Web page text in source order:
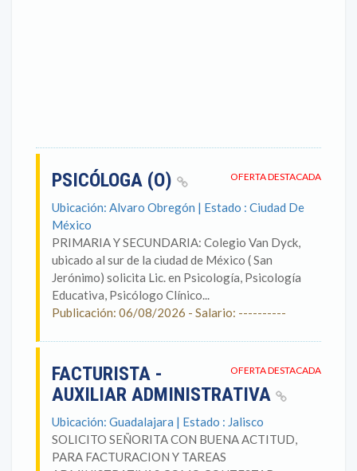
OFERTA DESTACADA
PSICÓLOGA (O)
Ubicación: Alvaro Obregón | Estado : Ciudad De
México
PRIMARIA Y SECUNDARIA: Colegio Van Dyck,
ubicado al sur de la ciudad de México ( San
Jerónimo) solicita Lic. en Psicología, Psicología
Educativa, Psicólogo Clínico...
Publicación: 06/08/2026 - Salario: ----------
OFERTA DESTACADA
FACTURISTA -
AUXILIAR ADMINISTRATIVA
Ubicación: Guadalajara | Estado : Jalisco
SOLICITO SEÑORITA CON BUENA ACTITUD,
PARA FACTURACION Y TAREAS